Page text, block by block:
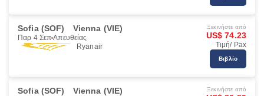
Sofia (SOF) Vienna (VIE)
Παρ 4 Σεπ Απευθείας
Ryanair
Ξεκινήστε από
US$ 74.23
Τιμή/ Pax
Βιβλίο
Sofia (SOF) Vienna (VIE) Ξεκινήστε από